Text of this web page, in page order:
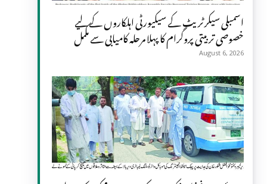
اسمبلی سیکرٹریٹ کے سیکیورٹی اہلکاروں کے لیے
خصوصی تربیتی پروگرام کا پہلا مرحلہ کامیابی سے مکمل
August 6, 2026